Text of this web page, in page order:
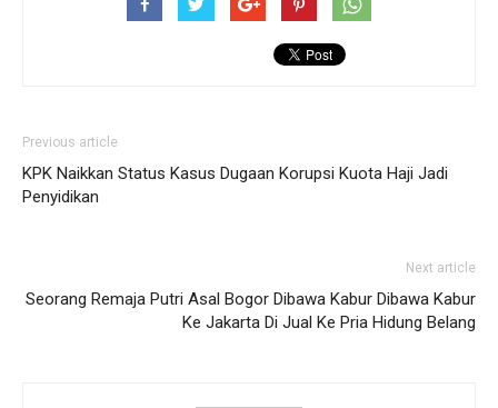
Previous article
KPK Naikkan Status Kasus Dugaan Korupsi Kuota Haji Jadi
Penyidikan
Next article
Seorang Remaja Putri Asal Bogor Dibawa Kabur Dibawa Kabur
Ke Jakarta Di Jual Ke Pria Hidung Belang